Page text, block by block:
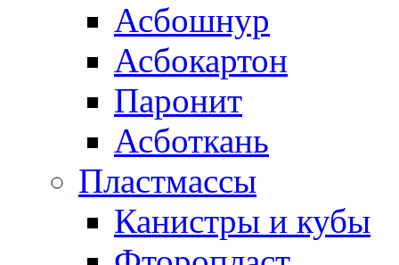
Асбошнур
Асбокартон
Паронит
Асботкань
Пластмассы
Канистры и кубы